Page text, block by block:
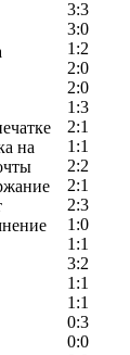
3:3
3:0
1:2
2:0
2:0
1:3
2:1
1:1
2:2
2:1
2:3
1:0
1:1
3:2
1:1
1:1
0:3
0:0
на